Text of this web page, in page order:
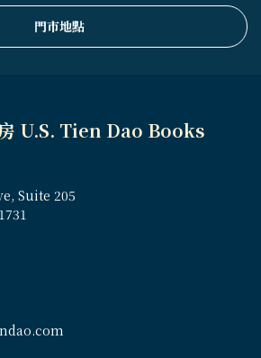
門市地點
U.S. Tien Dao Books
Suite 205